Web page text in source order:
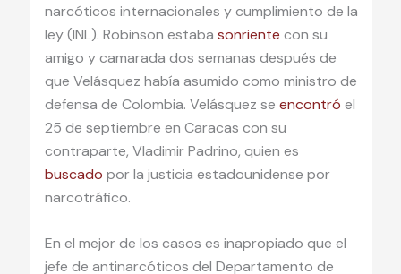
narcóticos internacionales y cumplimiento de la
ley (INL). Robinson estaba sonriente con su
amigo y camarada dos semanas después de
que Velásquez había asumido como ministro de
defensa de Colombia. Velásquez se encontró el
25 de septiembre en Caracas con su
contraparte, Vladimir Padrino, quien es
buscado por la justicia estadounidense por
narcotráfico.
En el mejor de los casos es inapropiado que el
jefe de antinarcóticos del Departamento de